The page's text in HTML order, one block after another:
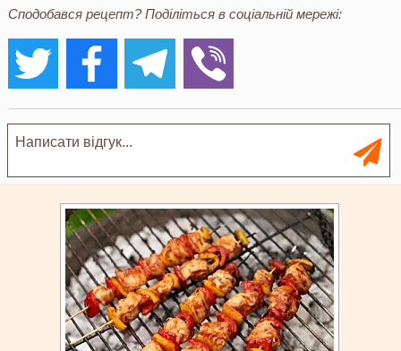
Сподобався рецепт? Поділіться в соціальній мережі: